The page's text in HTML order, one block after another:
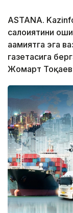
ASTANA.
салоҳиятини
аҳамиятга эга
газетасига
Жомарт Тоқаев